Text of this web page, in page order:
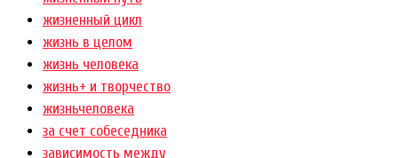
жизненный цикл
жизнь в целом
жизнь человека
жизнь+ и творчество
жизньчеловека
за счет собеседника
зависимость между